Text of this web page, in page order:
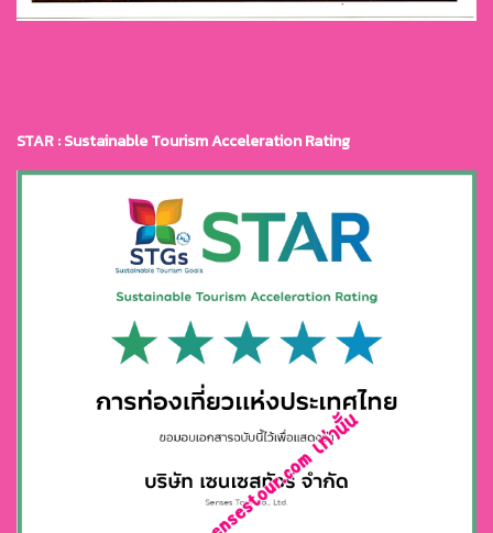
STAR : Sustainable Tourism Acceleration Rating